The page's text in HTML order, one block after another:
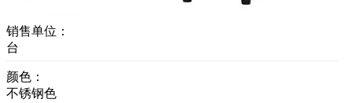
销售单位：
台
颜色：
不锈钢色